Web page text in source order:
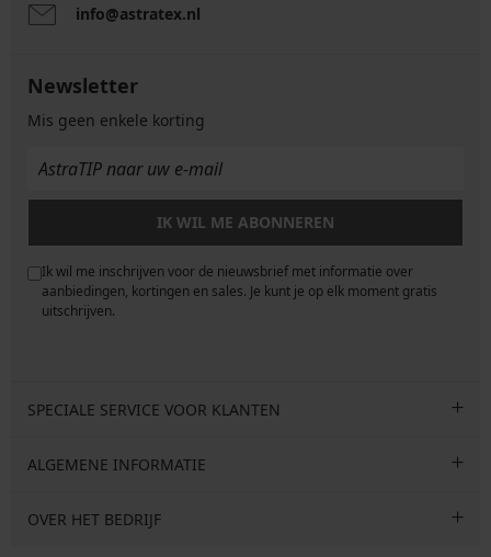
info@astratex.nl
Newsletter
Mis geen enkele korting
IK WIL ME ABONNEREN
Ik wil me inschrijven voor de nieuwsbrief met informatie over
aanbiedingen, kortingen en sales. Je kunt je op elk moment gratis
uitschrijven.
SPECIALE SERVICE VOOR KLANTEN
ALGEMENE INFORMATIE
OVER HET BEDRIJF